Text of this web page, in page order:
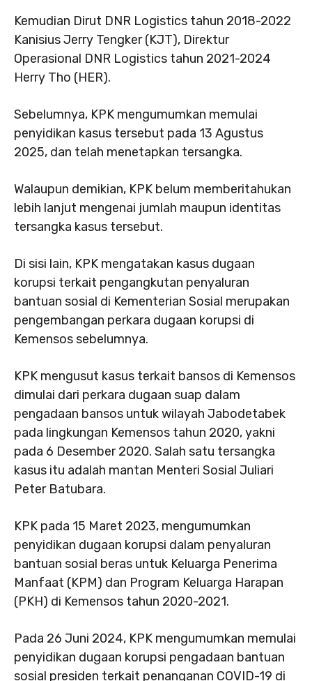
Kemudian Dirut DNR Logistics tahun 2018-2022
Kanisius Jerry Tengker (KJT), Direktur
Operasional DNR Logistics tahun 2021-2024
Herry Tho (HER).
Sebelumnya, KPK mengumumkan memulai
penyidikan kasus tersebut pada 13 Agustus
2025, dan telah menetapkan tersangka.
Walaupun demikian, KPK belum memberitahukan
lebih lanjut mengenai jumlah maupun identitas
tersangka kasus tersebut.
Di sisi lain, KPK mengatakan kasus dugaan
korupsi terkait pengangkutan penyaluran
bantuan sosial di Kementerian Sosial merupakan
pengembangan perkara dugaan korupsi di
Kemensos sebelumnya.
KPK mengusut kasus terkait bansos di Kemensos
dimulai dari perkara dugaan suap dalam
pengadaan bansos untuk wilayah Jabodetabek
pada lingkungan Kemensos tahun 2020, yakni
pada 6 Desember 2020. Salah satu tersangka
kasus itu adalah mantan Menteri Sosial Juliari
Peter Batubara.
KPK pada 15 Maret 2023, mengumumkan
penyidikan dugaan korupsi dalam penyaluran
bantuan sosial beras untuk Keluarga Penerima
Manfaat (KPM) dan Program Keluarga Harapan
(PKH) di Kemensos tahun 2020-2021.
Pada 26 Juni 2024, KPK mengumumkan memulai
penyidikan dugaan korupsi pengadaan bantuan
sosial presiden terkait penanganan COVID-19 di